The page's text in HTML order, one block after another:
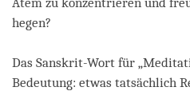
hegen?
Das Sanskrit-Wort für
Bedeutung: etwas tatsächlich